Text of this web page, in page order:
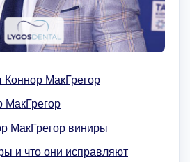
МакГрегор
МакГрегор
МакГрегор виниры
и что они исправляют